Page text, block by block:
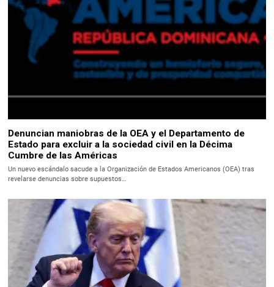
Denuncian maniobras de la OEA y el Departamento de
Estado para excluir a la sociedad civil en la Décima
Cumbre de las Américas
Un nuevo escándalo sacude a la Organización de Estados Americanos (OEA) tras
revelarse denuncias sobre supuestos…